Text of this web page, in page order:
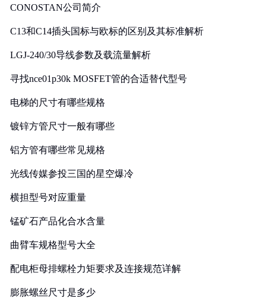
CONOSTAN公司简介
C13和C14插头国标与欧标的区别及其标准解析
LGJ-240/30导线参数及载流量解析
寻找nce01p30k MOSFET管的合适替代型号
电梯的尺寸有哪些规格
镀锌方管尺寸一般有哪些
铝方管有哪些常见规格
光线传媒参投三国的星空爆冷
横担型号对应重量
锰矿石产品化合水含量
曲臂车规格型号大全
配电柜母排螺栓力矩要求及连接规范详解
膨胀螺丝尺寸是多少